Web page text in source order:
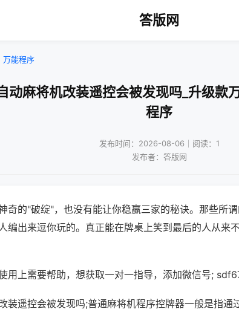
答版网
万能程序
动麻将机改装遥控会被发现吗_升级款
程序
发布时间：2026-08-06｜阅读：1
发布者：答版网
奇的"破绽"，也没有能让你稳赢三家的秘诀。那些所
编出来逗你玩的。真正能在牌桌上笑到最后的人从来
用上需要帮助，想获取一对一指导，添加微信号;
装遥控会被发现吗;普通麻将机程序控牌器一般是指通